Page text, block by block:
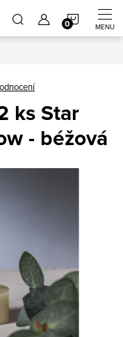
ks Star
- béžová